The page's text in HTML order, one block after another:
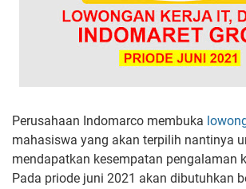
Perusahaan Indomarco membuka
mahasiswa yang akan terpilih nantinya
mendapatkan kesempatan pengalaman
Pada priode juni 2021 akan dibutuhkan